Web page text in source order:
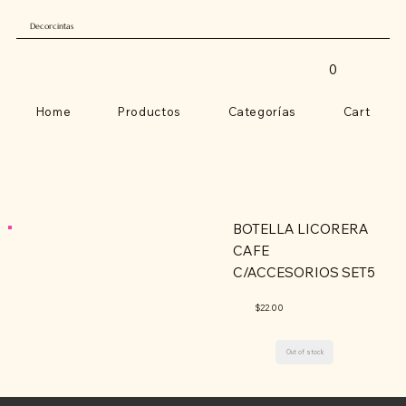
Decorcintas
Home Productos Categorías Cart
0
Out of stock
BOTELLA LICORERA
CAFE
C/ACCESORIOS SET5
$22.00